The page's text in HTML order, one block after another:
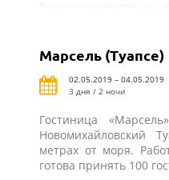
Марсель (Туапсе)
02.05.2019 – 04.05.2019
3 дня / 2 ночи
Гостиница
Новомихайловский
метрах от моря.
готова принять 100